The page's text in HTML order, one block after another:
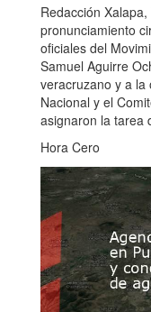
Redacción
pronunciamiento
oficiales del
Samuel Aguirre
veracruzano y a la
Nacional y el
asignaron la tarea
Hora Cero